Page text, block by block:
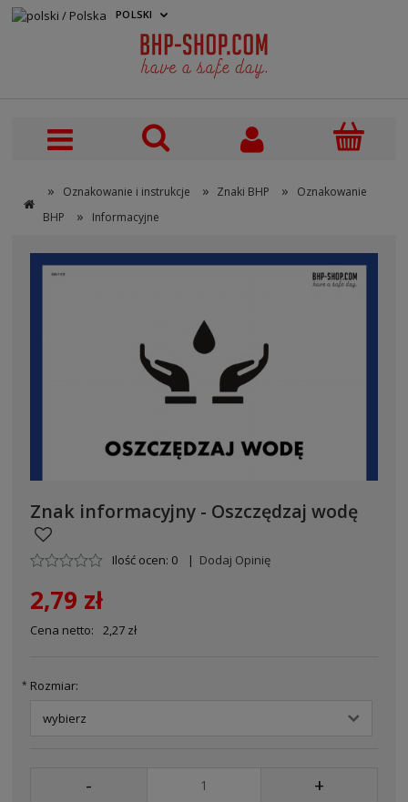
» Oznakowanie i instrukcje » Znaki BHP »
Oznakowanie
BHP
» Informacyjne
POLSKI
Znak informacyjny - Oszczędzaj wodę
Ilość ocen: 0 | Dodaj Opinię
2,79 zł
Cena netto: 2,27 zł
* Rozmiar:
- +